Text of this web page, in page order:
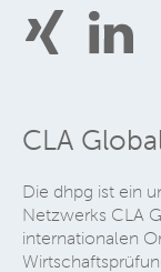
CLA
Die dhpg ist ein
Netzwerks CLA
internationalen